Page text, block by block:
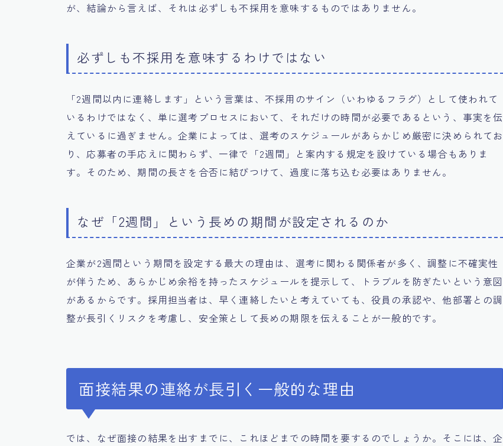
が、結論から言えば、それは必ずしも不採用を意味するものではありません。
必ずしも不採用を意味するわけではない
「2週間以内に連絡します」という言葉は、不採用のサイン（いわゆるフラグ）として使われて
いるわけではなく、単に選考プロセスにおいて、それだけの時間が必要であるという、事実を伝
えているに過ぎません。企業によっては、選考のスケジュールがあらかじめ厳密に決められてお
り、応募者の手応えに関わらず、一律で「2週間」と案内する規定を設けている場合もありま
す。そのため、期間の長さを合否に結びつけて、過度に落ち込む必要はありません。
なぜ「2週間」という長めの期間が設定されるのか
企業が2週間という期間を設定する最大の理由は、選考に関わる関係者が多く、調整に不確実性
が伴うため、あらかじめ余裕を持ったスケジュールを提示して、トラブルを防ぎたいという意図
があるからです。採用担当者は、早く連絡したいと考えていても、役員の承認や、他部署との調
整が長引くリスクを考慮し、安全策として長めの期限を伝えることが一般的です。
面接結果の連絡が長引く一般的な理由
では、なぜ面接の結果を出すまでに、これほどまでの時間を要するのでしょうか。そこには、企